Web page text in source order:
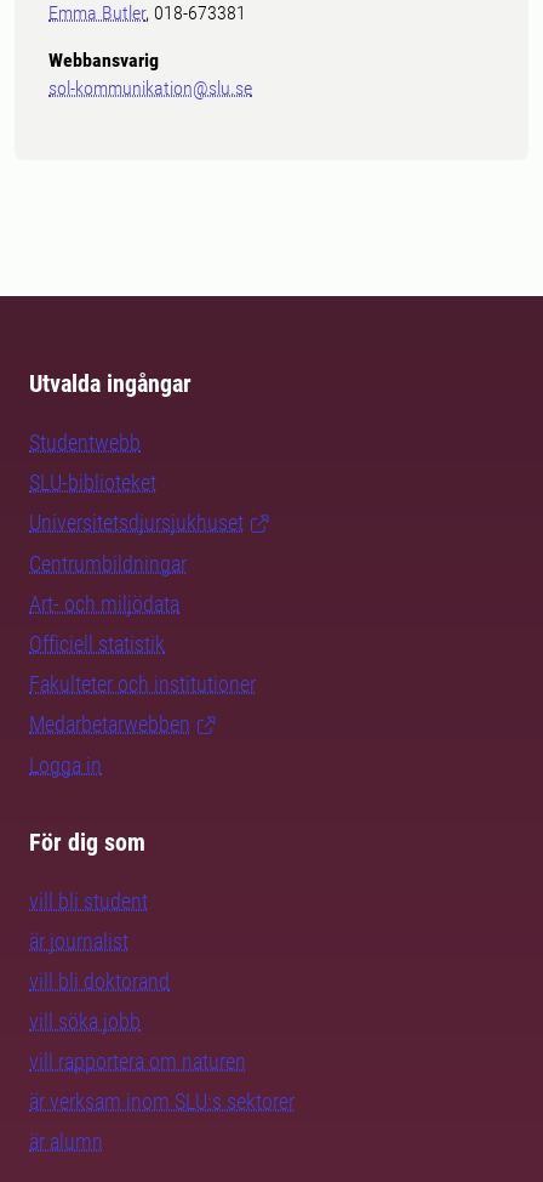
Emma Butler, 018-673381
Webbansvarig
sol-kommunikation@slu.se
Utvalda ingångar
Studentwebb
SLU-biblioteket
Universitetsdjursjukhuset
Centrumbildningar
Art- och miljödata
Officiell statistik
Fakulteter och institutioner
Medarbetarwebben
Logga in
För dig som
vill bli student
är journalist
vill bli doktorand
vill söka jobb
vill rapportera om naturen
är verksam inom SLU:s sektorer
är alumn